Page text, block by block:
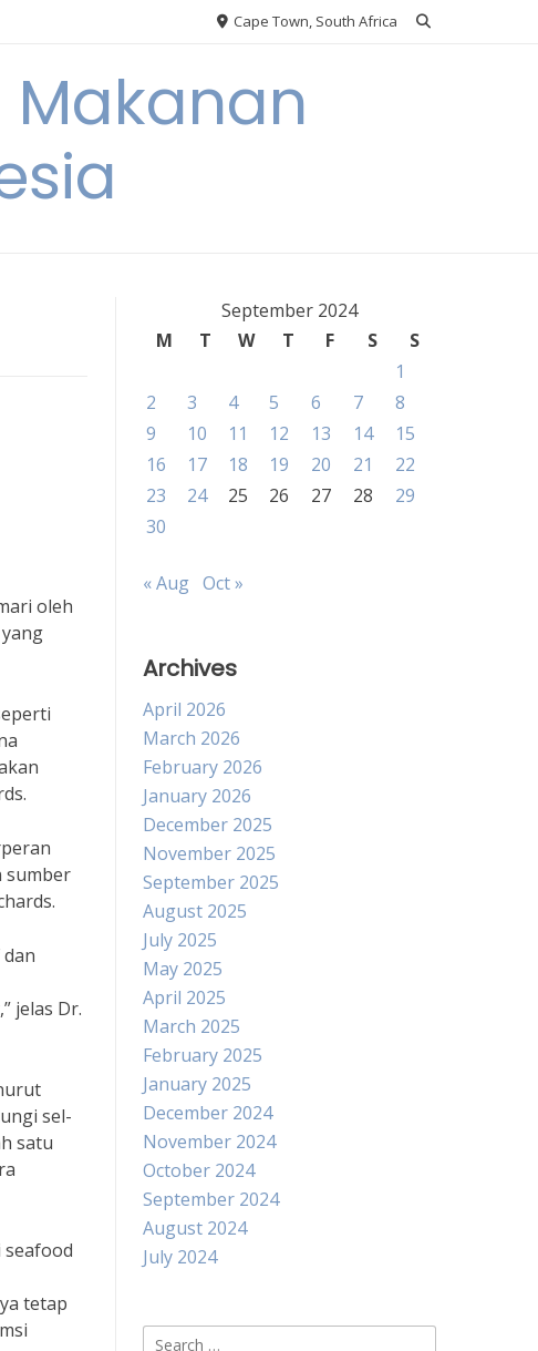
Cape Town, South Africa
oleh
sumber
jelas Dr.
sel-
satu
tetap
September 2024
M
T W T F S
S
1
2
3 4 5 6 7
8
9
10 11 12 13 14
15
16
17 18 19 20 21
22
23
24 25 26 27 28
29
30
« Aug Oct »
Archives
April 2026
March 2026
February 2026
January 2026
December 2025
November 2025
September 2025
August 2025
July 2025
May 2025
April 2025
March 2025
February 2025
January 2025
December 2024
November 2024
October 2024
September 2024
August 2024
July 2024
Search